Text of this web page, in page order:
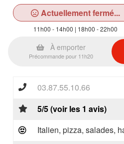
Actuellement fermé...
11h00 - 14h00 | 18h00 - 22h00
À emporter
Précommande pour 11h20
03.87.55.10.66
5/5 (voir les 1 avis)
Italien, pizza, salades,